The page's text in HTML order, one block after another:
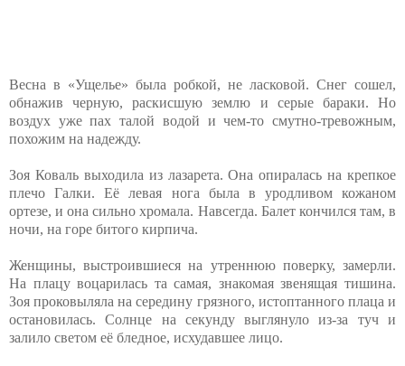
Весна в «Ущелье» была робкой, не ласковой. Снег сошел,
обнажив черную, раскисшую землю и серые бараки. Но
воздух уже пах талой водой и чем-то смутно-тревожным,
похожим на надежду.
Зоя Коваль выходила из лазарета. Она опиралась на крепкое
плечо Галки. Её левая нога была в уродливом кожаном
ортезе, и она сильно хромала. Навсегда. Балет кончился там, в
ночи, на горе битого кирпича.
Женщины, выстроившиеся на утреннюю поверку, замерли.
На плацу воцарилась та самая, знакомая звенящая тишина.
Зоя проковыляла на середину грязного, истоптанного плаца и
остановилась. Солнце на секунду выглянуло из-за туч и
залило светом её бледное, исхудавшее лицо.